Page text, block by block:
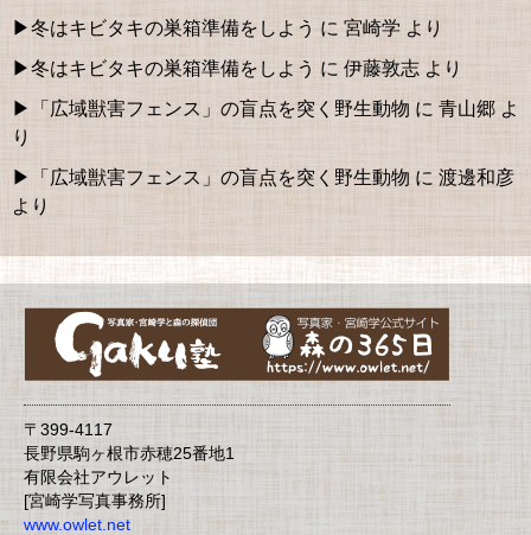
冬はキビタキの巣箱準備をしよう に 宮崎学 より
冬はキビタキの巣箱準備をしよう に 伊藤敦志 より
「広域獣害フェンス」の盲点を突く野生動物 に 青山郷 よ
り
「広域獣害フェンス」の盲点を突く野生動物 に 渡邊和彦
より
〒399-4117
長野県駒ヶ根市赤穂25番地1
有限会社アウレット
[宮崎学写真事務所]
www.owlet.net